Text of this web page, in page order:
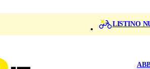
LISTINO